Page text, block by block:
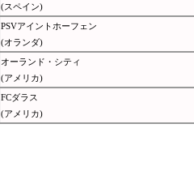
(スペイン)
PSVアイントホーフェン
(オランダ)
オーランド・シティ
(アメリカ)
FCダラス
(アメリカ)